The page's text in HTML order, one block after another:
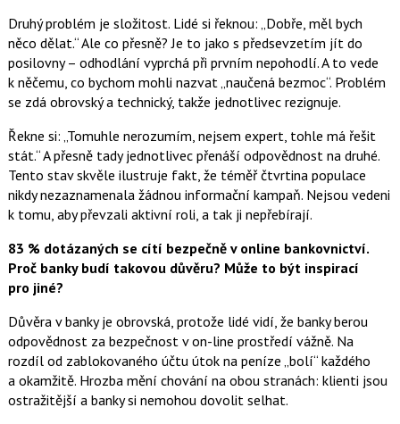
Druhý problém je složitost. Lidé si řeknou: „Dobře, měl bych
něco dělat.“ Ale co přesně? Je to jako s předsevzetím jít do
posilovny – odhodlání vyprchá při prvním nepohodlí. A to vede
k něčemu, co bychom mohli nazvat „naučená bezmoc“. Problém
se zdá obrovský a technický, takže jednotlivec rezignuje.
Řekne si: „Tomuhle nerozumím, nejsem expert, tohle má řešit
stát.“ A přesně tady jednotlivec přenáší odpovědnost na druhé.
Tento stav skvěle ilustruje fakt, že téměř čtvrtina populace
nikdy nezaznamenala žádnou informační kampaň. Nejsou vedeni
k tomu, aby převzali aktivní roli, a tak ji nepřebírají.
83 % dotázaných se cítí bezpečně v online bankovnictví.
Proč banky budí takovou důvěru? Může to být inspirací
pro jiné?
Důvěra v banky je obrovská, protože lidé vidí, že banky berou
odpovědnost za bezpečnost v on-line prostředí vážně. Na
rozdíl od zablokovaného účtu útok na peníze „bolí“ každého
a okamžitě. Hrozba mění chování na obou stranách: klienti jsou
ostražitější a banky si nemohou dovolit selhat.